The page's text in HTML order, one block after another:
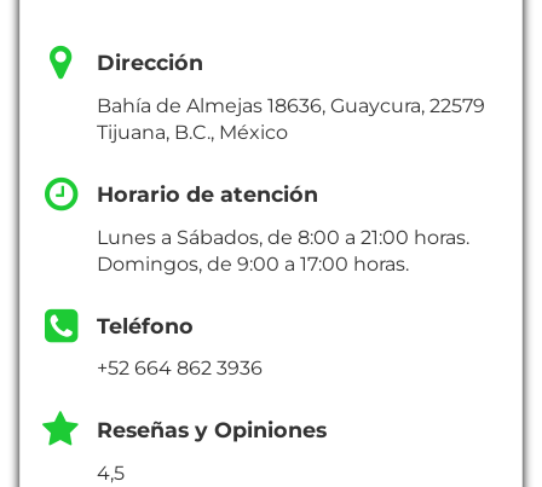
Dirección
Bahía de Almejas 18636, Guaycura, 22579
Tijuana, B.C., México
Horario de atención
Lunes a Sábados, de 8:00 a 21:00 horas.
Domingos, de 9:00 a 17:00 horas.
Teléfono
+52 664 862 3936
Reseñas y Opiniones
4,5